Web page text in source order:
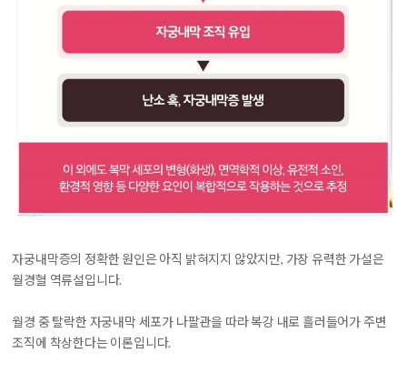
자궁내막증의 정확한 원인은 아직 밝혀지지 않았지만, 가장 유력한 가설은
월경혈 역류설입니다.
월경 중 탈락한 자궁내막 세포가 나팔관을 따라 복강 내로 흘러들어가 주변
조직에 착상한다는 이론입니다.